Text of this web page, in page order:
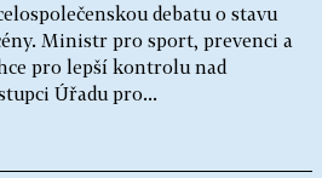
debatu o stavu
Ministr pro sport, prevenci a
pro lepší kontrolu nad
Úřadu pro...